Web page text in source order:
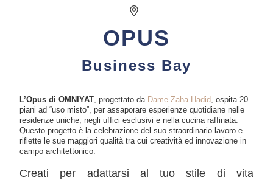
OPUS
Business Bay
L’Opus di OMNIYAT, progettato da Dame Zaha Hadid, ospita 20
piani ad “uso misto”, per assaporare esperienze quotidiane nelle
residenze uniche, negli uffici esclusivi e nella cucina raffinata.
Questo progetto è la celebrazione del suo straordinario lavoro e
riflette le sue maggiori qualità tra cui creatività ed innovazione in
campo architettonico.
Creati per adattarsi al tuo stile di vita